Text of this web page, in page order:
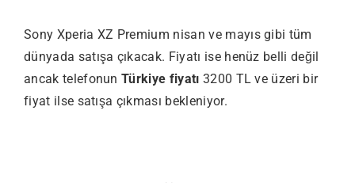
Sony Xperia XZ Premium nisan ve mayıs gibi tüm
dünyada satışa çıkacak. Fiyatı ise henüz belli değil
ancak telefonunTürkiye fiyatı 3200 TL ve üzeri bir
fiyat ilse satışa çıkması bekleniyor.